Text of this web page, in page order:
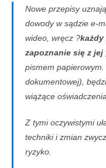
Nowe przepisy
dowody w sądzie e-
wideo, wręcz ?każdy
zapoznanie się z jej
pismem
dokumentowej),
wiążące oświadczenia.
Z tymi oczywistymi
techniki i zmian
ryzyko.